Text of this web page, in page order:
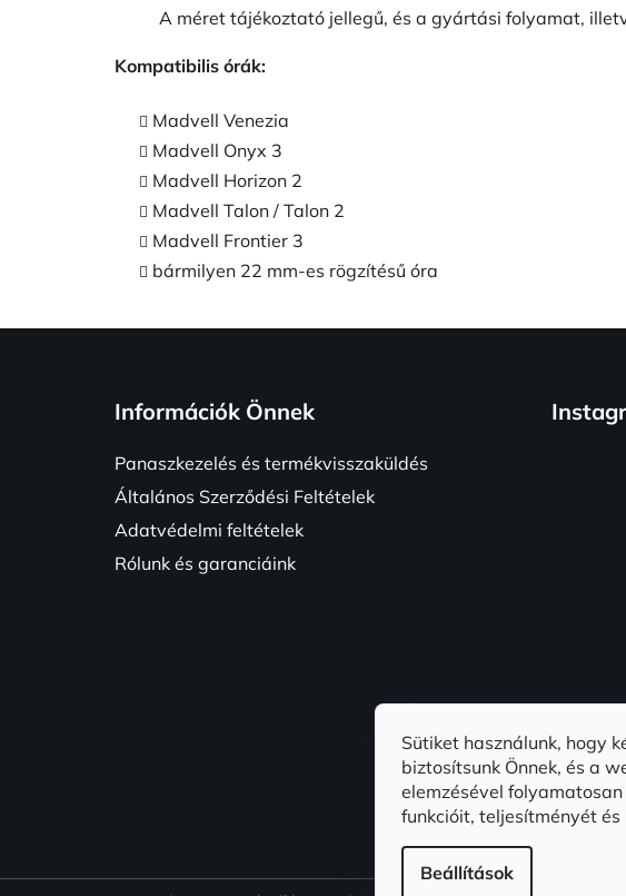
Sütiket használunk, hogy
biztosítsunk Önnek, és a
elemzésével
funkcióit, teljesítményét
Beállítások
A méret tájékoztató jellegű, és a gyártási folyamat,
Kompatibilis órák:
Madvell Venezia
Madvell Onyx 3
Madvell Horizon 2
Madvell Talon / Talon 2
Madvell Frontier 3
bármilyen 22 mm-es rögzítésű óra
Információk Önnek
Panaszkezelés és termékvisszaküldés
Általános Szerződési Feltételek
Adatvédelmi feltételek
Rólunk és garanciáink